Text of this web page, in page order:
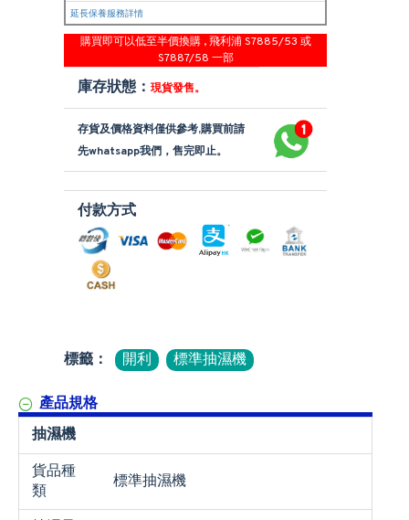
延長保養服務詳情
購買即可以低至半價換購 , 飛利浦 S7885/53 或
S7887/58 一部
庫存狀態： 現貨發售。
存貨及價格資料僅供參考,購買前請
先whatsapp我們，售完即止。
付款方式
標籤： 開利 標準抽濕機
產品規格
抽濕機
貨品種
類
標準抽濕機